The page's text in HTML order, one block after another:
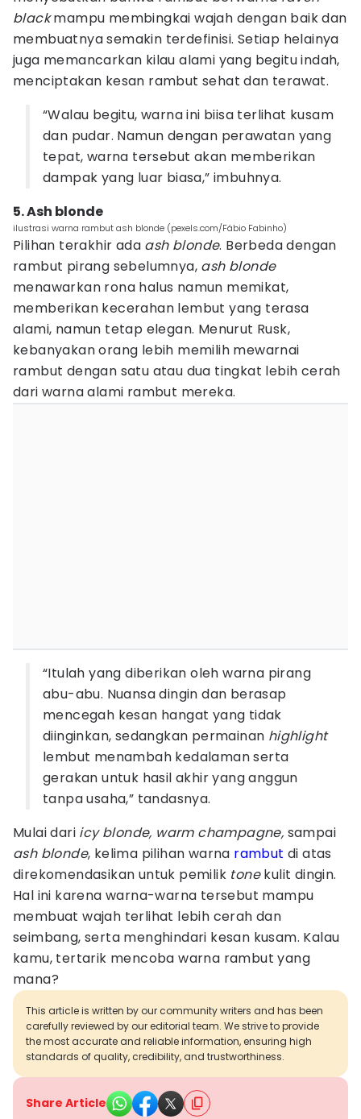
blackmampu membingkai wajah dengan baik dan
membuatnya semakin terdefinisi. Setiap helainya
juga memancarkan kilau alami yang begitu indah,
menciptakan kesan rambut sehat dan terawat.
“Walau begitu, warna ini biisa terlihat kusam
dan pudar. Namun dengan perawatan yang
tepat, warna tersebut akan memberikan
dampak yang luar biasa,” imbuhnya.
5. Ash blonde
ilustrasi warna rambut ash blonde (pexels.com/Fábio Fabinho)
Pilihan terakhir ada ash blonde. Berbeda dengan
rambut pirang sebelumnya, ash blonde
menawarkan rona halus namun memikat,
memberikan kecerahan lembut yang terasa
alami, namun tetap elegan. Menurut Rusk,
kebanyakan orang lebih memilih mewarnai
rambut dengan satu atau dua tingkat lebih cerah
dari warna alami rambut mereka.
“Itulah yang diberikan oleh warna pirang
abu-abu. Nuansa dingin dan berasap
mencegah kesan hangat yang tidak
diinginkan, sedangkan permainan highlight
lembut menambah kedalaman serta
gerakan untuk hasil akhir yang anggun
tanpa usaha,” tandasnya.
Mulai dari icy blonde, warm champagne, sampai
ash blonde, kelima pilihan warna rambutdi atas
direkomendasikan untuk pemilik tonekulit dingin.
Hal ini karena warna-warna tersebut mampu
membuat wajah terlihat lebih cerah dan
seimbang, serta menghindari kesan kusam. Kalau
kamu, tertarik mencoba warna rambut yang
mana?
This article is written by our community writers and has been
carefully reviewed by our editorial team. We strive to provide
the most accurate and reliable information, ensuring high
standards of quality, credibility, and trustworthiness.
Share Article